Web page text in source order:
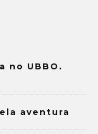
no UBBO.
aventura